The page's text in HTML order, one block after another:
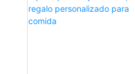
pendientes, anillos y joyas de
perlas. Se ofrece impresión